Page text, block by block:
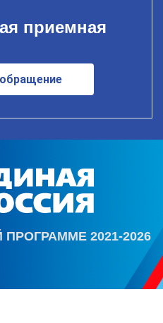
приемная
2021-2026